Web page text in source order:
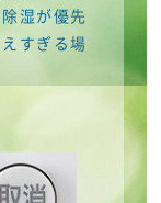
湿が優先
すぎる場